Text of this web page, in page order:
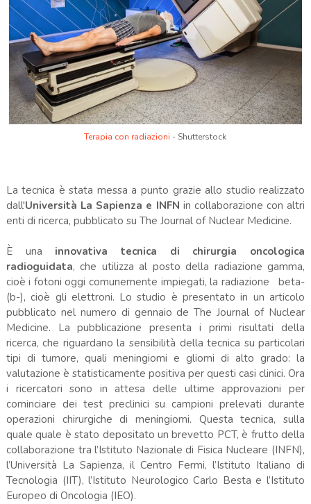
Terapia con radiazioni - Shutterstock
La tecnica è stata messa a punto grazie allo studio realizzato
dall'Università La Sapienza e INFN in collaborazione con altri
enti di ricerca, pubblicato su The Journal of Nuclear Medicine.
È una innovativa tecnica di chirurgia oncologica
radioguidata, che utilizza al posto della radiazione gamma,
cioè i fotoni oggi comunemente impiegati, la radiazione beta-
(b-), cioè gli elettroni. Lo studio è presentato in un articolo
pubblicato nel numero di gennaio de The Journal of Nuclear
Medicine. La pubblicazione presenta i primi risultati della
ricerca, che riguardano la sensibilità della tecnica su particolari
tipi di tumore, quali meningiomi e gliomi di alto grado: la
valutazione è statisticamente positiva per questi casi clinici. Ora
i ricercatori sono in attesa delle ultime approvazioni per
cominciare dei test preclinici su campioni prelevati durante
operazioni chirurgiche di meningiomi. Questa tecnica, sulla
quale quale è stato depositato un brevetto PCT, è frutto della
collaborazione tra l’Istituto Nazionale di Fisica Nucleare (INFN),
l’Università La Sapienza, il Centro Fermi, l’Istituto Italiano di
Tecnologia (IIT), l’Istituto Neurologico Carlo Besta e l’Istituto
Europeo di Oncologia (IEO).